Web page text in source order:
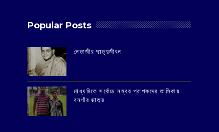
Popular Posts
‌নেতাজীর ছাত্রজীবন
মাধ্যমিকে সর্বোচ্চ নম্বর প্রাপকদের তালিকায়
বনগাঁর ছাত্র